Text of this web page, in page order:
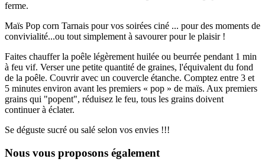
ferme.
Maïs Pop corn Tarnais pour vos soirées ciné ... pour des moments de
convivialité...ou tout simplement à savourer pour le plaisir !
Faites chauffer la poêle légèrement huilée ou beurrée pendant 1 min
à feu vif. Verser une petite quantité de graines, l'équivalent du fond
de la poêle. Couvrir avec un couvercle étanche. Comptez entre 3 et
5 minutes environ avant les premiers « pop » de maïs. Aux premiers
grains qui "popent", réduisez le feu, tous les grains doivent
continuer à éclater.
Se déguste sucré ou salé selon vos envies !!!
Nous vous proposons également